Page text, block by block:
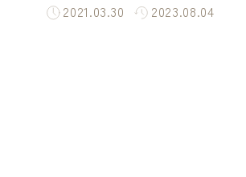
2021.03.30 2023.08.04